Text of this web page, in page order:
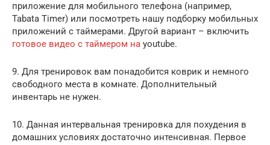
приложение для мобильного телефона (например,
Tabata Timer) или посмотреть нашу подборку мобильных
приложений с таймерами. Другой вариант – включить
готовое видео с таймером на youtube.
9. Для тренировок вам понадобится коврик и немного
свободного места в комнате. Дополнительный
инвентарь не нужен.
10. Данная интервальная тренировка для похудения в
домашних условиях достаточно интенсивная. Первое